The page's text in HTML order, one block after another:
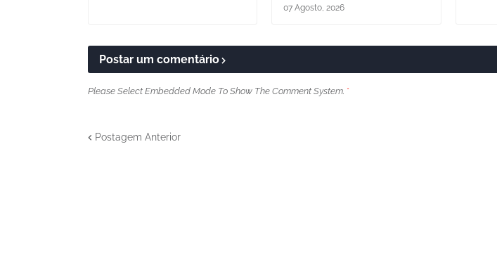
07 Agosto, 2026
Postar um comentário
Please Select Embedded Mode To Show The Comment System. *
Postagem Anterior